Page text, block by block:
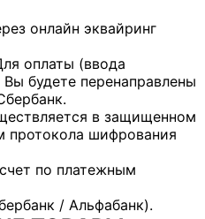
онлайн эквайринг
оплаты (ввода
будете перенаправлены
в защищенном
протокола шифрования
по платежным
/ Альфабанк).